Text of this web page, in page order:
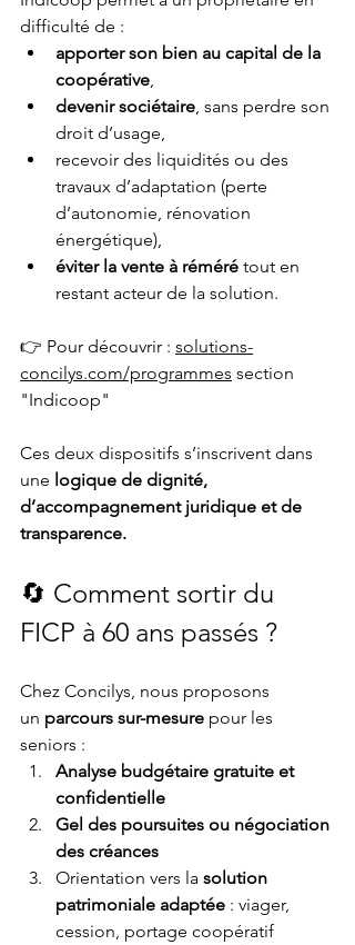
difficulté de :
apporter son bien au capital de la
coopérative,
devenir sociétaire, sans perdre son
droit d’usage,
recevoir des liquidités ou des
travaux d’adaptation (perte
d’autonomie, rénovation
énergétique),
éviter la vente à réméré tout en
restant acteur de la solution.
👉 Pour découvrir : solutions-
concilys.com/programmes section
"Indicoop"
Ces deux dispositifs s’inscrivent dans
une logique de dignité,
d’accompagnement juridique et de
transparence.
🔄 Comment sortir du
FICP à 60 ans passés ?
Chez Concilys, nous proposons
un parcours sur-mesure pour les
seniors :
Analyse budgétaire gratuite et
confidentielle
Gel des poursuites ou négociation
des créances
Orientation vers la solution
patrimoniale adaptée : viager,
cession, portage coopératif